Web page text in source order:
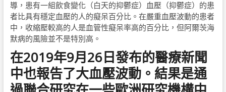
導，患有一組飲食變化（白天的抑鬱症）血壓（抑鬱症）的患
者比具有穩定血壓的人的癡呆百分比。在嚴重血壓波動的患者
中，收縮壓較高的人是血管性癡呆率高的百分比，但阿爾茨海
默病的風險並不是特別高。
在2019年9月26日發布的醫療新聞
中也報告了大血壓波動。結果是通